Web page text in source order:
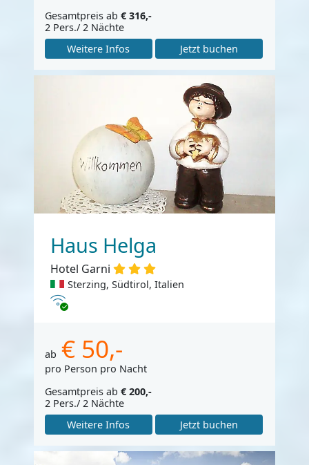
Gesamtpreis ab € 316,-
2 Pers./ 2 Nächte
Weitere Infos
Jetzt buchen
Haus Helga
Hotel Garni
Sterzing, Südtirol, Italien
Internet
ab € 50,-
pro Person pro Nacht
Gesamtpreis ab € 200,-
2 Pers./ 2 Nächte
Weitere Infos
Jetzt buchen